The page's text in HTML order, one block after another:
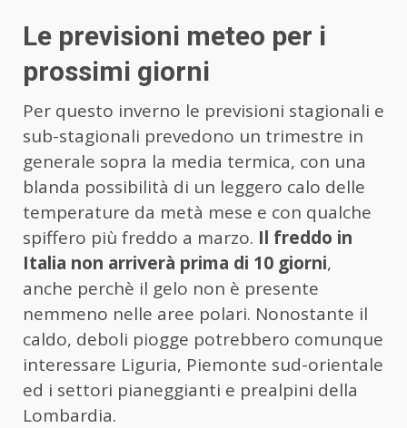
Le previsioni meteo per i
prossimi giorni
Per questo inverno le previsioni stagionali e
sub-stagionali prevedono un trimestre in
generale sopra la media termica, con una
blanda possibilità di un leggero calo delle
temperature da metà mese e con qualche
spiffero più freddo a marzo. Il freddo in
Italia non arriverà prima di 10 giorni,
anche perchè il gelo non è presente
nemmeno nelle aree polari. Nonostante il
caldo, deboli piogge potrebbero comunque
interessare Liguria, Piemonte sud-orientale
ed i settori pianeggianti e prealpini della
Lombardia.